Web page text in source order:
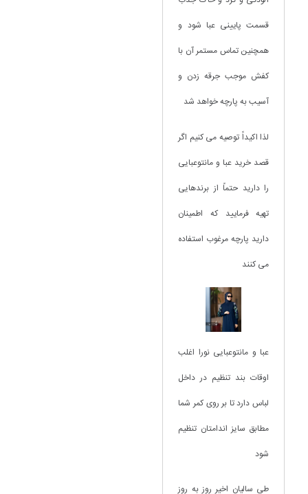
قسمت پایینی عبا شود و
همچنین تماس مستمر آن با
کفش موجب جرقه زدن و
آسیب به پارچه خواهد شد
لذا اکیداً توصیه می کنیم اگر
قصد خرید عبا و مانتوعبایی
را دارید حتماً از برندهایی
تهیه فرمایید که اطمینان
دارید پارچه مرغوب استفاده
می کنند
عبا و مانتوعبایی نورا اغلب
اوقات بند تنظیم در داخل
لباس دارد تا بر روی کمر شما
مطابق سایز اندامتان تنظیم
شود
طی سالیان اخیر روز به روز